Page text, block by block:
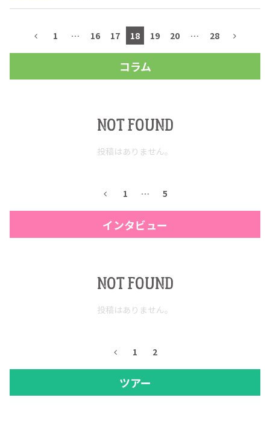
1 … 16 17 18 19 20 … 28
コラム
NOT FOUND
投稿はありません。
1 … 5
インタビュー
NOT FOUND
投稿はありません。
1 2
ツアー